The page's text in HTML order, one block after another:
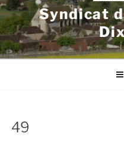
Syndicat
49